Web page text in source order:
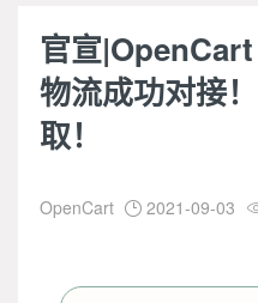
官宣
物流成功对接
取！
OpenCart  2021-09-03